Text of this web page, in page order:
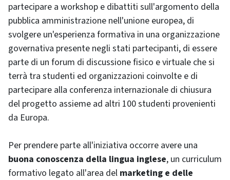
partecipare a workshop e dibattiti sull'argomento della
pubblica amministrazione nell'unione europea, di
svolgere un'esperienza formativa in una organizzazione
governativa presente negli stati partecipanti, di essere
parte di un forum di discussione fisico e virtuale che si
terrà tra studenti ed organizzazioni coinvolte e di
partecipare alla conferenza internazionale di chiusura
del progetto assieme ad altri 100 studenti provenienti
da Europa.
Per prendere parte all'iniziativa occorre avere una
buona conoscenza della lingua inglese, un curriculum
formativo legato all'area del marketing e delle